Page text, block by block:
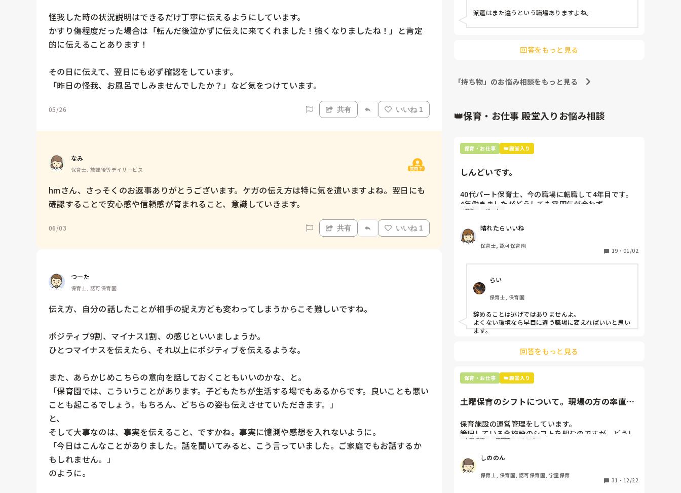
怪我した時の状況説明はできるだけ丁寧に伝えるようにしています。
かすり傷程度だった場合は「転んだ後泣かずに伝えに来てくれました！強くなりましたね！」と肯定
的に伝えることあります！
その日に伝えて、翌日にも必ず確認をしています。
「昨日の怪我、お風呂でしみませんでしたか？」など気をつけています。
05/26 共有 いいね 1
なみ
保育士, 放課後等デイサービス 質問主
hmさん、さっそくのお返事ありがとうございます。ケガの伝え方は特に気を遣いますよね。翌日にも
確認することで安心感や信頼感が育まれること、意識していきます。
06/03 共有 いいね 1
つーた
保育士, 認可保育園
伝え方、自分の話したことが相手の捉え方ども変わってしまうからこそ難しいですね。
ポジティブ9割、マイナス1割、の感じといいましょうか。
ひとつマイナスを伝えたら、それ以上にポジティブを伝えるような。
また、あらかじめこちらの意向を話しておくこともいいのかな、と。
「保育園では、こういうことがあります。子どもたちが生活する場でもあるからです。良いことも悪い
ことも起こるでしょう。もちろん、どちらの姿も伝えさせていただきます。」
と、
そして大事なのは、事実を伝えること、ですかね。事実に憶測や感想を入れないように。
「今日はこんなことがありました。話を聞いてみると、こう言っていました。ご家庭でもお話するか
もしれません。」
のように。
派遣はまた違うという職場ありますよね。
回答をもっと見る
「持ち物」のお悩み相談をもっと見る
👑保育・お仕事 殿堂入りお悩み相談
保育・お仕事 👑殿堂入り
しんどいです。
40代パート保育士、今の職場に転職して4年目です。
4年働きましたがどうしても雰囲気が合わず
退職しようと思っています。
周りの職員は、勤続10年以上から何十年という先生が
ほとんどです。
保護者子どもの愚痴悪口が多く、
子どもの前でも
仕方ないよね
もう何も言わずに
子どもの言いなりになればいいんだね
などいう意見で…
上の先生に相談することは難しそうです。
正直苦しい。
辞めることは逃げ、と、過去辞めた人も何年も言われ
続けています
退職 パート
晴れたらいいね
保育士, 認可保育園
19 ・ 01/02
らい
保育士, 保育園
辞めることは逃げではありませんよ。
よくない環境なら早目に違う職場に変えればいいと思い
ます。
回答をもっと見る
保育・お仕事 👑殿堂入り
土曜保育のシフトについて。現場の方の率直な
保育施設の運営管理をしています。
管理している全施設のシフトを組むのですが、どうし
ても土曜保育だけは入れる方が少なく、いつも苦労し
応募の段階では皆、月1〜2回の土曜出勤があることに
同意して入職しているはずですが、いざ勤務が始まる
と一日も土曜出勤が出来ない方ばかりです。
土曜保育 管理職 シフト
しののん
保育士, 保育園, 認可保育園, 学童保育
31 ・ 12/22